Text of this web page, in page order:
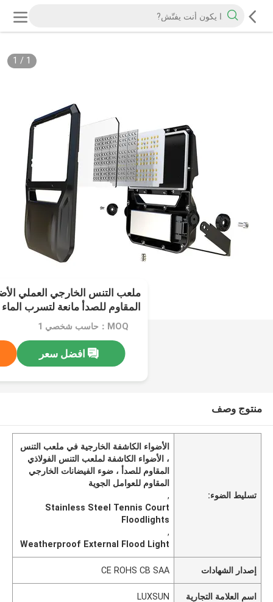
1
/
1
ملعب التنس الخارجي العملي
المقاوم للصدأ مانعة لتسرب الماء
MOQ：حاسب شخصي 1
افضل سعر
منتوج وصف
تسليط الضوء:
الأضواء الكاشفة الخارجية في ملعب التنس
، الأضواء الكاشفة لملعب التنس الفولاذي
المقاوم للصدأ ، ضوء الفيضانات الخارجي
المقاوم للعوامل الجوية
,
Stainless Steel Tennis Court
Floodlights
,
Weatherproof External Flood Light
إصدار الشهادات CE ROHS CB SAA
اسم العلامة التجارية LUXSUN